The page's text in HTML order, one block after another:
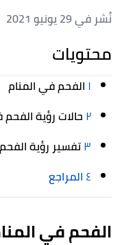
نُشر في 29 يونيو 2021
محتويات
١ الفحم في المنام
٢حالات رؤية
٣تفسير رؤية
٤ المراجع
الفحم في